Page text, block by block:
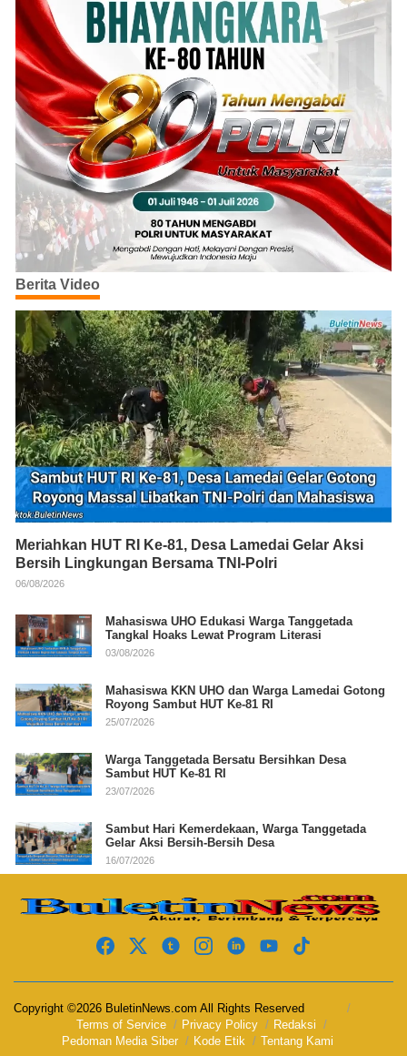
Berita Video
Meriahkan HUT RI Ke-81, Desa Lamedai Gelar Aksi
Bersih Lingkungan Bersama TNI-Polri
06/08/2026
Mahasiswa UHO Edukasi Warga Tanggetada
Tangkal Hoaks Lewat Program Literasi
03/08/2026
Mahasiswa KKN UHO dan Warga Lamedai Gotong
Royong Sambut HUT Ke-81 RI
25/07/2026
Warga Tanggetada Bersatu Bersihkan Desa
Sambut HUT Ke-81 RI
23/07/2026
Sambut Hari Kemerdekaan, Warga Tanggetada
Gelar Aksi Bersih-Bersih Desa
16/07/2026
Copyright ©2026 BuletinNews.com All Rights Reserved
Terms of Service
Privacy Policy
Redaksi
Pedoman Media Siber
Kode Etik Tentang Kami